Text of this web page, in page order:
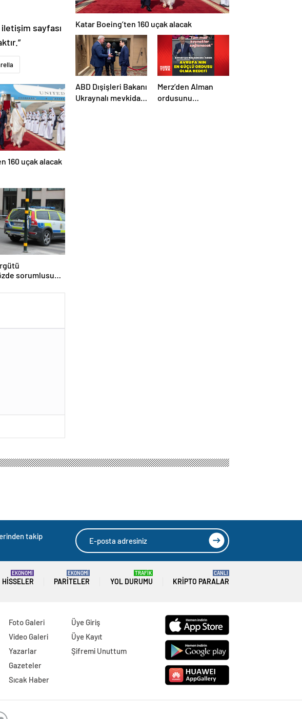
sayfası
160 uçak alacak
sorumlusu
Katar Boeing’ten 160 uçak alacak
ABD Dışişleri Bakanı
Ukraynalı mevkidaşı
Merz’den Alman
ordusunu
takip
HISSELER
EKONOMİ
PARITELER
EKONOMİ
YOL DURUMU
TRAFİK
KRIPTO PARALAR
CANLI
Foto Galeri
Video Galeri
Yazarlar
Gazeteler
Sıcak Haber
Üye Giriş
Üye Kayıt
Şifremi Unuttum